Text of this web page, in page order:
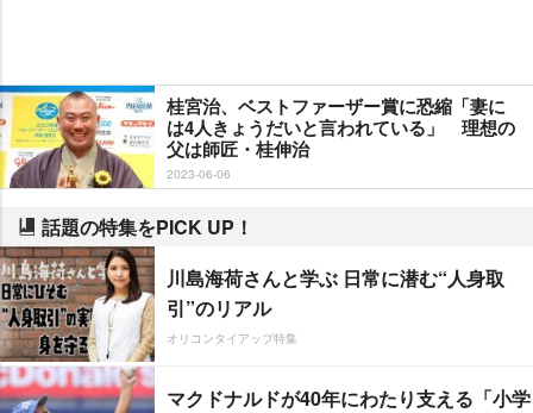
桂宮治、ベストファーザー賞に恐縮「妻に
は4人きょうだいと言われている」 理想の
父は師匠・桂伸治
2023-06-06
話題の特集をPICK UP！
川島海荷さんと学ぶ 日常に潜む“人身取
引”のリアル
オリコンタイアップ特集
マクドナルドが40年にわたり支える「小学